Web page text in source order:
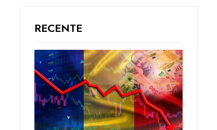
RECENTE